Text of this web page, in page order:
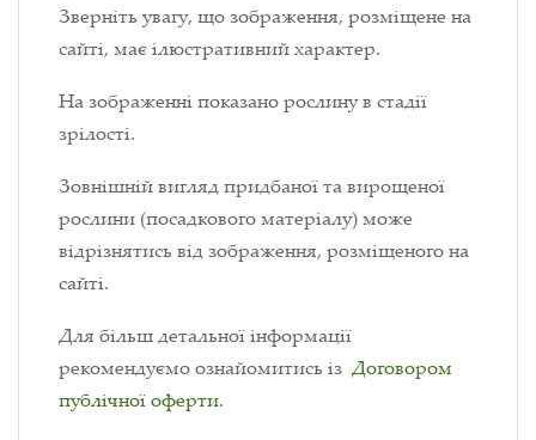
Зверніть увагу, що зображення, розміщене на
сайті, має ілюстративний характер.
На зображенні показано рослину в стадії
зрілості.
Зовнішній вигляд придбаної та вирощеної
рослини (посадкового матеріалу) може
відрізнятись від зображення, розміщеного на
сайті.
Для більш детальної інформації
рекомендуємо ознайомитись із Договором
публічної оферти.